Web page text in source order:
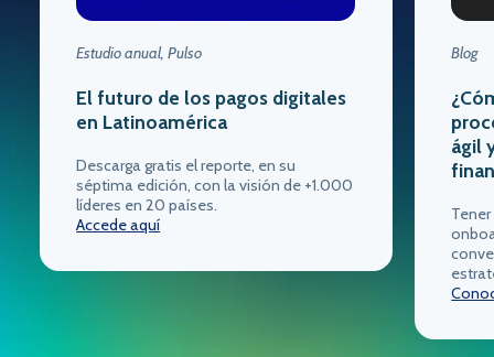
Estudio anual, Pulso
El futuro de los pagos digitales
en Latinoamérica
Descarga gratis el reporte, en su
séptima edición, con la visión de +1.000
líderes en 20 países.
Accede aquí
Blog
ágil